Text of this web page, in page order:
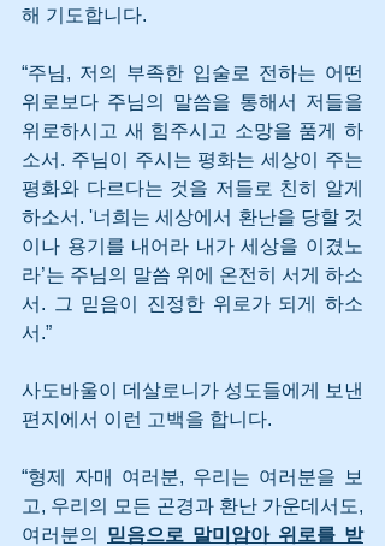
해 기도합니다.
“주님, 저의 부족한 입술로 전하는 어떤
위로보다 주님의 말씀을 통해서 저들을
위로하시고 새 힘주시고 소망을 품게 하
소서. 주님이 주시는 평화는 세상이 주는
평화와 다르다는 것을 저들로 친히 알게
하소서. '너희는 세상에서 환난을 당할 것
이나 용기를 내어라 내가 세상을 이겼노
라’는 주님의 말씀 위에 온전히 서게 하소
서. 그 믿음이 진정한 위로가 되게 하소
서.”
사도바울이 데살로니가 성도들에게 보낸
편지에서 이런 고백을 합니다.
“형제 자매 여러분, 우리는 여러분을 보
고, 우리의 모든 곤경과 환난 가운데서도,
여러분의 믿음으로 말미암아 위로를 받